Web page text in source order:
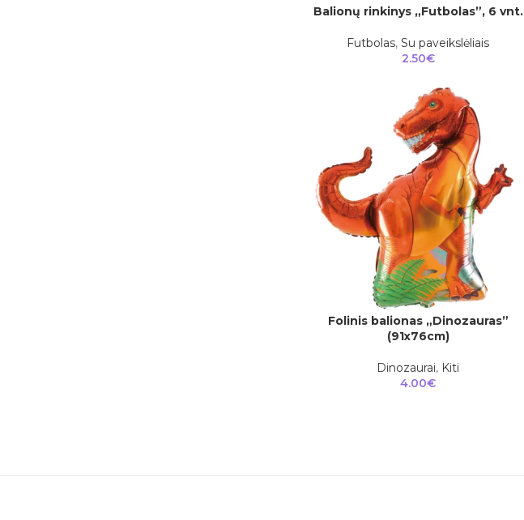
Į KREPŠELĮ
Balionų rinkinys „Futbolas”, 6 vnt.
Futbolas,Su paveikslėliais
2.50€
Į KREPŠELĮ
Folinis balionas „Dinozauras”
(91x76cm)
Dinozaurai, Kiti
4.00€